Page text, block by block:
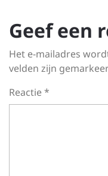
Geef een
Het e-mailadres
velden zijn
Reactie*